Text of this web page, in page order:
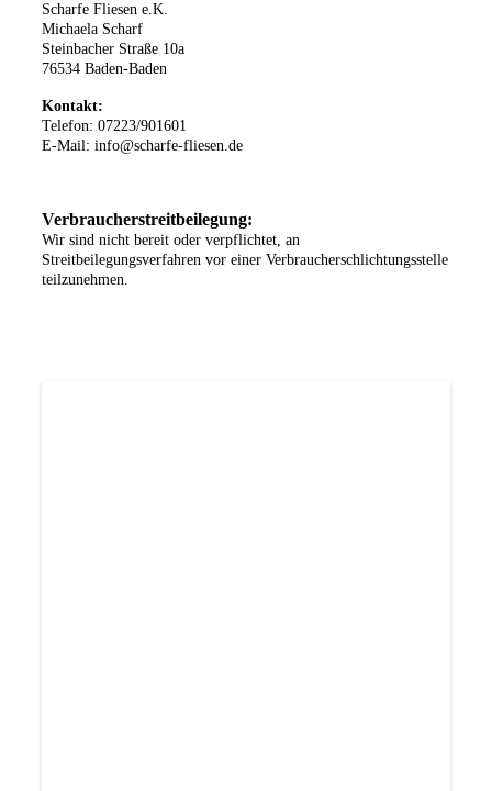
Scharfe Fliesen e.K.
Michaela Scharf
Steinbacher Straße 10a
76534 Baden-Baden
Kontakt:
Telefon: 07223/901601
E-Mail: info@scharfe-fliesen.de
Verbraucherstreitbeilegung:
Wir sind nicht bereit oder verpflichtet, an
Streitbeilegungsverfahren vor einer Verbraucherschlichtungsstelle
teilzunehmen.